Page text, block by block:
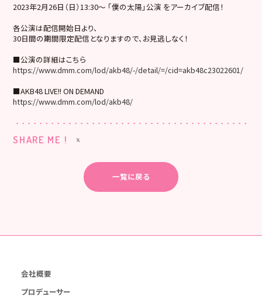
2023年2月26日（日）13:30～ 「僕の太陽」公演 をアーカイブ配信！
各公演は配信開始日より、
30日間の期間限定配信となりますので、お見逃しなく！
■公演の詳細はこちら
https://www.dmm.com/lod/akb48/-/detail/=/cid=akb48c23022601/
■AKB48 LIVE!! ON DEMAND
https://www.dmm.com/lod/akb48/
SHARE ME !
一覧に戻る
会社概要
プロデューサー